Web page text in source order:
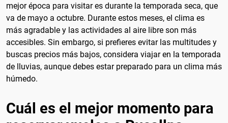
mejor época para visitar es durante la temporada seca, que
va de mayo a octubre. Durante estos meses, el clima es
más agradable y las actividades al aire libre son más
accesibles. Sin embargo, si prefieres evitar las multitudes y
buscas precios más bajos, considera viajar en la temporada
de lluvias, aunque debes estar preparado para un clima más
húmedo.
Cuál es el mejor momento para